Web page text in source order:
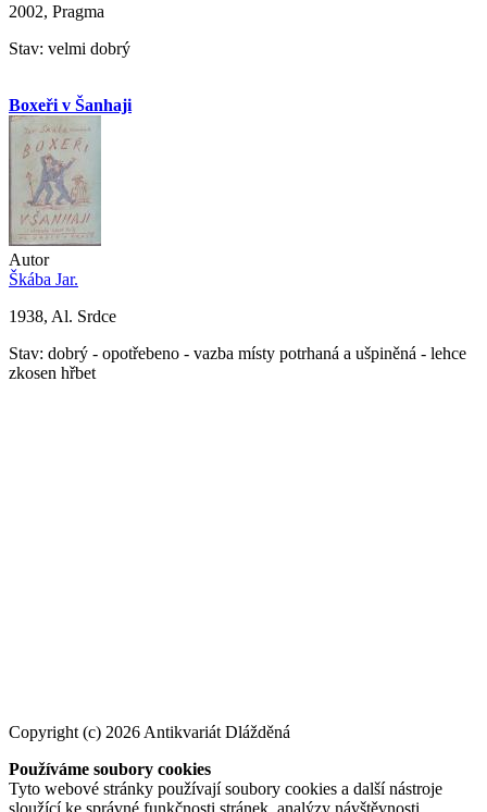
2002, Pragma
Stav: velmi dobrý
Boxeři v Šanhaji
Autor
Škába Jar.
1938, Al. Srdce
Stav: dobrý - opotřebeno - vazba místy potrhaná a ušpiněná - lehce
zkosen hřbet
Copyright (c) 2026 Antikvariát Dlážděná
Používáme soubory cookies
Tyto webové stránky používají soubory cookies a další nástroje
sloužící ke správné funkčnosti stránek, analýzy návštěvnosti